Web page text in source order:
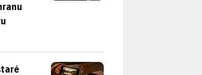
fotografie zdarma a bez skeneru.